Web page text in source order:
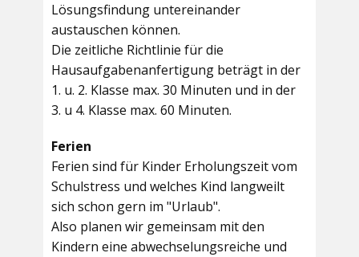
Lösungsfindung untereinander
austauschen können.
Die zeitliche Richtlinie für die
Hausaufgabenanfertigung beträgt in der
1. u. 2. Klasse max. 30 Minuten und in der
3. u 4. Klasse max. 60 Minuten.
Ferien
Ferien sind für Kinder Erholungszeit vom
Schulstress und welches Kind langweilt
sich schon gern im "Urlaub".
Also planen wir gemeinsam mit den
Kindern eine abwechselungsreiche und